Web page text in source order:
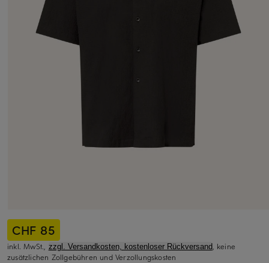
CHF 85
inkl. MwSt., zzgl. Versandkosten, kostenloser Rückversand, keine
zusätzlichen Zollgebühren und Verzollungskosten